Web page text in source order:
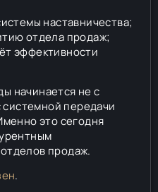
наставничества;
отдела продаж;
эффективности
начинается не с
системной передачи
это сегодня
продаж.
.